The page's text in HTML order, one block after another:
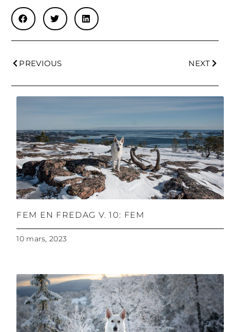
PREVIOUS NEXT
FEM EN FREDAG V. 10: FEM
10 mars, 2023